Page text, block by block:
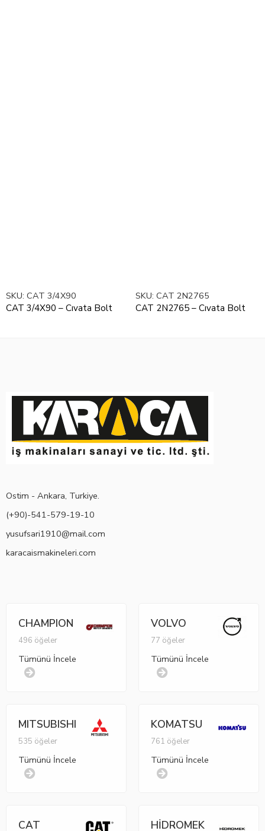
SKU: CAT 3/4X90
CAT 3/4X90 – Cıvata Bolt
SKU: CAT 2N2765
CAT 2N2765 – Cıvata Bolt
Ostim - Ankara, Turkiye.
(+90)-541-579-19-10
yusufsari1910@mail.com
karacaismakineleri.com
CHAMPION
496 öğeler
Tümünü İncele
VOLVO
77 öğeler
Tümünü İncele
MITSUBISHI
535 öğeler
Tümünü İncele
KOMATSU
761 öğeler
Tümünü İncele
CAT HİDROMEK